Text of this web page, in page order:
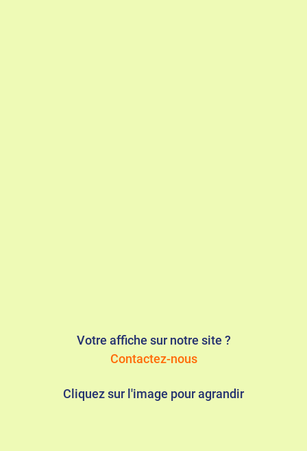
Votre affiche sur notre site ?
Contactez-nous
Cliquez sur l'image pour agrandir